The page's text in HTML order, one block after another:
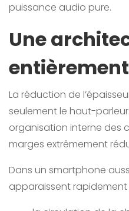
puissance audio pure.
Une
La réduction de
seulement le haut-
organisation interne des
marges extrêmement
Dans un smartphone
apparaissent rapidement